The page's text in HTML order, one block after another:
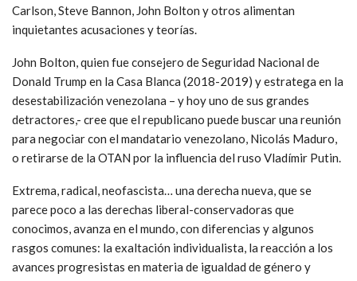
Carlson, Steve Bannon, John Bolton y otros alimentan
inquietantes acusaciones y teorías.
John Bolton, quien fue consejero de Seguridad Nacional de
Donald Trump en la Casa Blanca (2018-2019) y estratega en la
desestabilización venezolana – y hoy uno de sus grandes
detractores,- cree que el republicano puede buscar una reunión
para negociar con el mandatario venezolano, Nicolás Maduro,
o retirarse de la OTAN por la influencia del ruso Vladímir Putin.
Extrema, radical, neofascista… una derecha nueva, que se
parece poco a las derechas liberal-conservadoras que
conocimos, avanza en el mundo, con diferencias y algunos
rasgos comunes: la exaltación individualista, la reacción a los
avances progresistas en materia de igualdad de género y